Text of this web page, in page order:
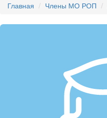
Главная Члены МО РОП